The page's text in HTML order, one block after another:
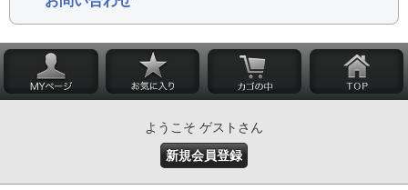
ようこそ ゲストさん
新規会員登録